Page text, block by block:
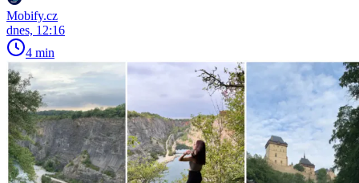
Mobify.cz
dnes, 12:16
4 min